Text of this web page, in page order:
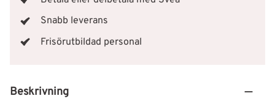
Beskrivning
Snabb leverans
Frisörutbildad personal